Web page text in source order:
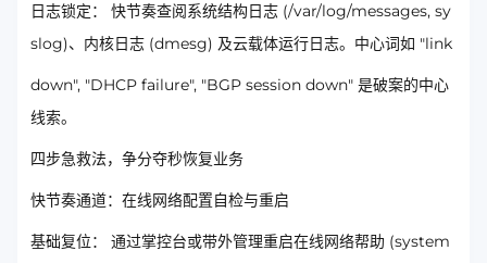
日志锁定： 快节奏查阅系统结构日志 (/var/log/messages, sy
slog)、内核日志 (dmesg) 及云载体运行日志。中心词如 "link
down", "DHCP failure", "BGP session down" 是破案的中心
线索。
四步急救法，争分夺秒恢复业务
快节奏通道：在线网络配置自检与重启
基础复位： 通过掌控台或带外管理重启在线网络帮助 (system